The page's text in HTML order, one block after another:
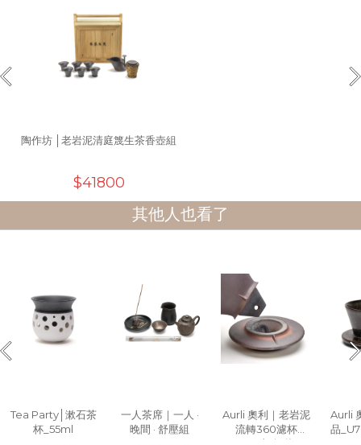
陶作坊 │老岩泥清庭篾生茶香壺組
$41800
其他人也看了
Tea Party│漱石茶
杯_55ml
一人茶席｜一人 ·
晚間 · 舒壓組
Aurli 奧利｜老岩泥
流轉360濾杯
Aurli
品